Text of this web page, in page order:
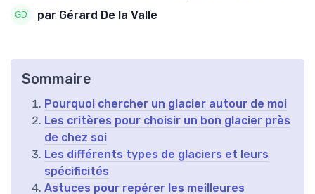
par Gérard De la Valle
Sommaire
Pourquoi chercher un glacier autour de moi
Les critères pour choisir un bon glacier près
de chez soi
Les différents types de glaciers et leurs
spécificités
Astuces pour repérer les meilleures